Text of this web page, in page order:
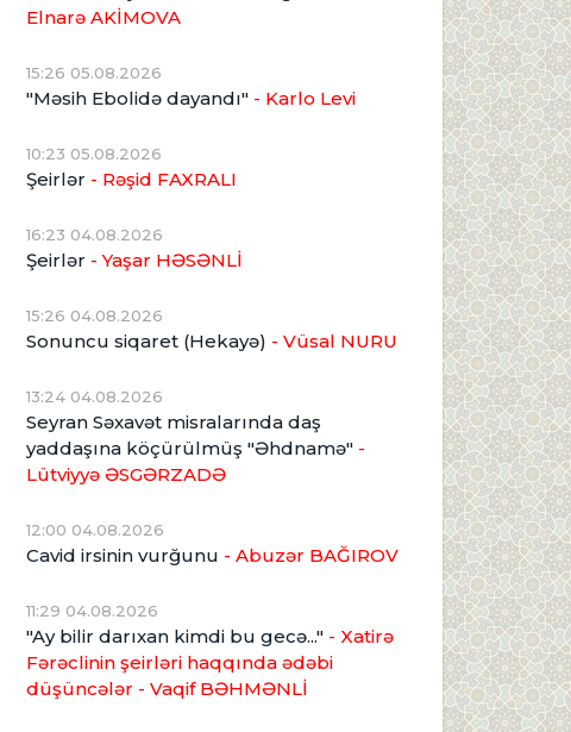
Elnarə AKİMOVA
15:26 05.08.2026
"Məsih Ebolidə dayandı" - Karlo Levi
10:23 05.08.2026
Şeirlər - Rəşid FAXRALI
16:23 04.08.2026
Şeirlər - Yaşar HƏSƏNLİ
15:26 04.08.2026
Sonuncu siqaret (Hekayə) - Vüsal NURU
13:24 04.08.2026
Seyran Səxavət misralarında daş
yaddaşına köçürülmüş "Əhdnamə" -
Lütviyyə ƏSGƏRZADƏ
12:00 04.08.2026
Cavid irsinin vurğunu - Abuzər BAĞIROV
11:29 04.08.2026
"Ay bilir darıxan kimdi bu gecə..." - Xatirə
Fərəclinin şeirləri haqqında ədəbi
düşüncələr - Vaqif BƏHMƏNLİ